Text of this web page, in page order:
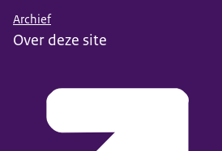
Archief
Over deze site